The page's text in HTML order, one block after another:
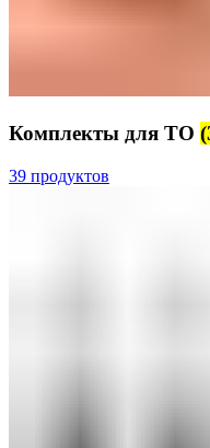
Комплекты для ТО
39 продуктов